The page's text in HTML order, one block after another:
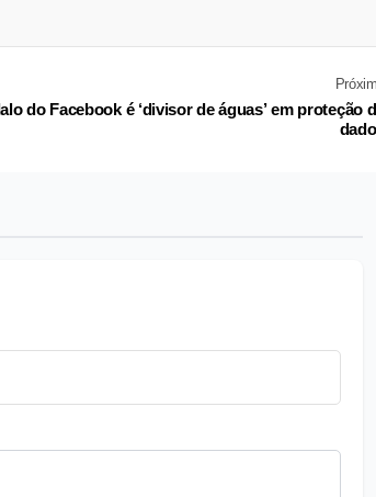
do Facebook é ‘divisor de águas’ em proteção